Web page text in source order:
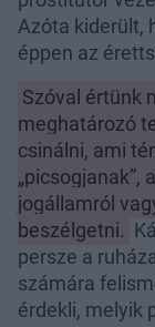
Azóta kiderült,
éppen az
Szóval értünk
meghatározó
csinálni, ami
„picsogjanak”,
jogállamról
beszélgetni.
persze a
számára
érdekli, melyik